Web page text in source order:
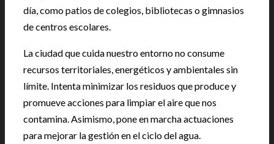
día, como patios de colegios, bibliotecas o gimnasios
de centros escolares.
La ciudad que cuida nuestro entorno no consume
recursos territoriales, energéticos y ambientales sin
límite. Intenta minimizar los residuos que produce y
promueve acciones para limpiar el aire que nos
contamina. Asimismo, pone en marcha actuaciones
para mejorar la gestión en el ciclo del agua.